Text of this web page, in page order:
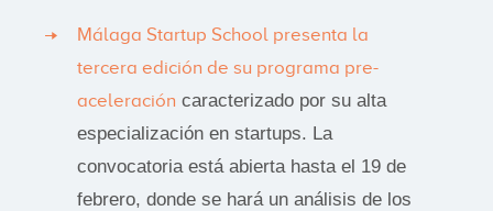
Málaga Startup School presenta la
tercera edición de su programa pre-
aceleración caracterizado por su alta
especialización en startups. La
convocatoria está abierta hasta el 19 de
febrero, donde se hará un análisis de los